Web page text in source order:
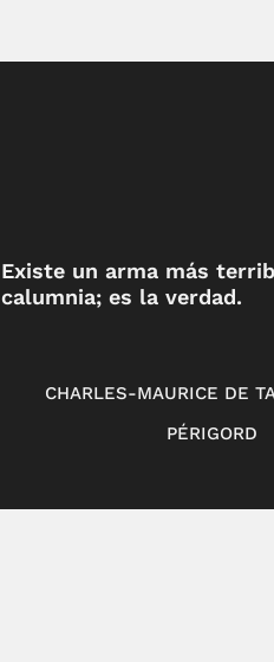
Existe un arma más
calumnia; es la verdad.
CHARLES-MAURICE DE
PÉRIGORD